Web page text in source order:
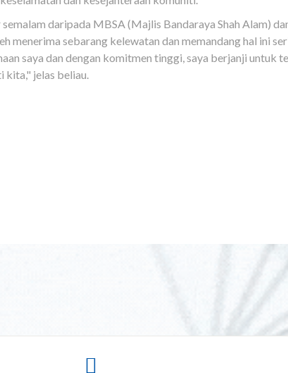
daripada MBSA (Majlis Bandaraya Shah Alam)
sebarang kelewatan dan memandang hal ini
saya dan dengan komitmen tinggi, saya berjanji untuk
kita," jelas beliau.